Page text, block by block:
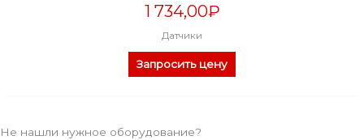
1 734,00₽
Датчики
Запросить цену
Не нашли нужное оборудование?